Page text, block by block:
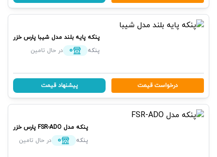
پنکه پايه بلند مدل شيبا پارس خزر
پنکه
0 در حال تامین
درخواست قیمت پیشنهاد قیمت
پنکه مدل FSR-ADO
پارس خزر
پنکه
0 در حال تامین